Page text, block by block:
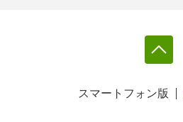
スマートフォン版